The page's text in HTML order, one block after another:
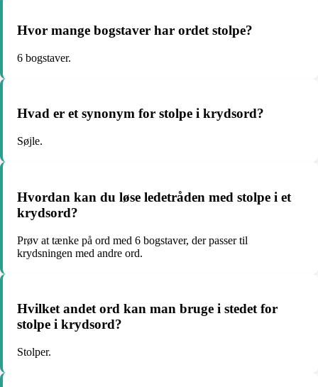
Hvor mange bogstaver har ordet stolpe?
6 bogstaver.
Hvad er et synonym for stolpe i krydsord?
Søjle.
Hvordan kan du løse ledetråden med stolpe i et
krydsord?
Prøv at tænke på ord med 6 bogstaver, der passer til
krydsningen med andre ord.
Hvilket andet ord kan man bruge i stedet for
stolpe i krydsord?
Stolper.